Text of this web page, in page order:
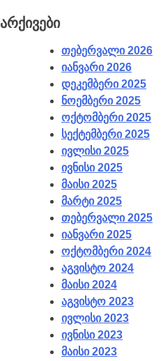
არქივები
თებერვალი 2026
იანვარი 2026
დეკემბერი 2025
ნოემბერი 2025
ოქტომბერი 2025
სექტემბერი 2025
ივლისი 2025
ივნისი 2025
მაისი 2025
მარტი 2025
თებერვალი 2025
იანვარი 2025
ოქტომბერი 2024
აგვისტო 2024
მაისი 2024
აგვისტო 2023
ივლისი 2023
ივნისი 2023
მაისი 2023